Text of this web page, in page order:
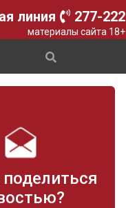
линия 277-222
материалы сайта 18+